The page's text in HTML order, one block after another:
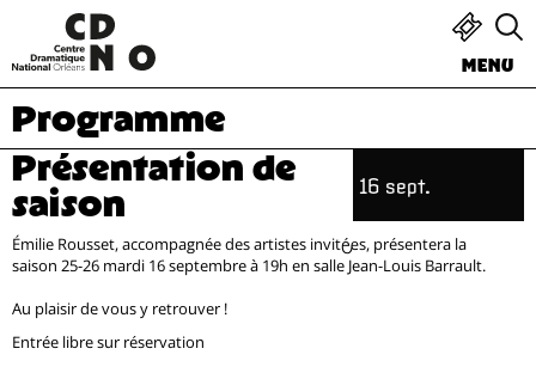
MENU
Programme
Présentation de
saison
16 sept.
Émilie Rousset, accompagnée des artistes invité·es, présentera la
saison 25-26 mardi 16 septembre à 19h en salle Jean-Louis Barrault.
Au plaisir de vous y retrouver !
Entrée libre sur réservation